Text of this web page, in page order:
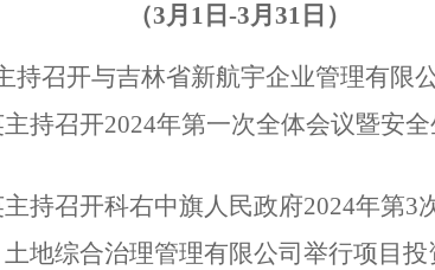
（3月1日-3月31日）
召开与吉林省新航宇企业管理有限
持召开2024年第一次全体会议暨安
持召开科右中旗人民政府2024年第3
地综合治理管理有限公司举行项目投